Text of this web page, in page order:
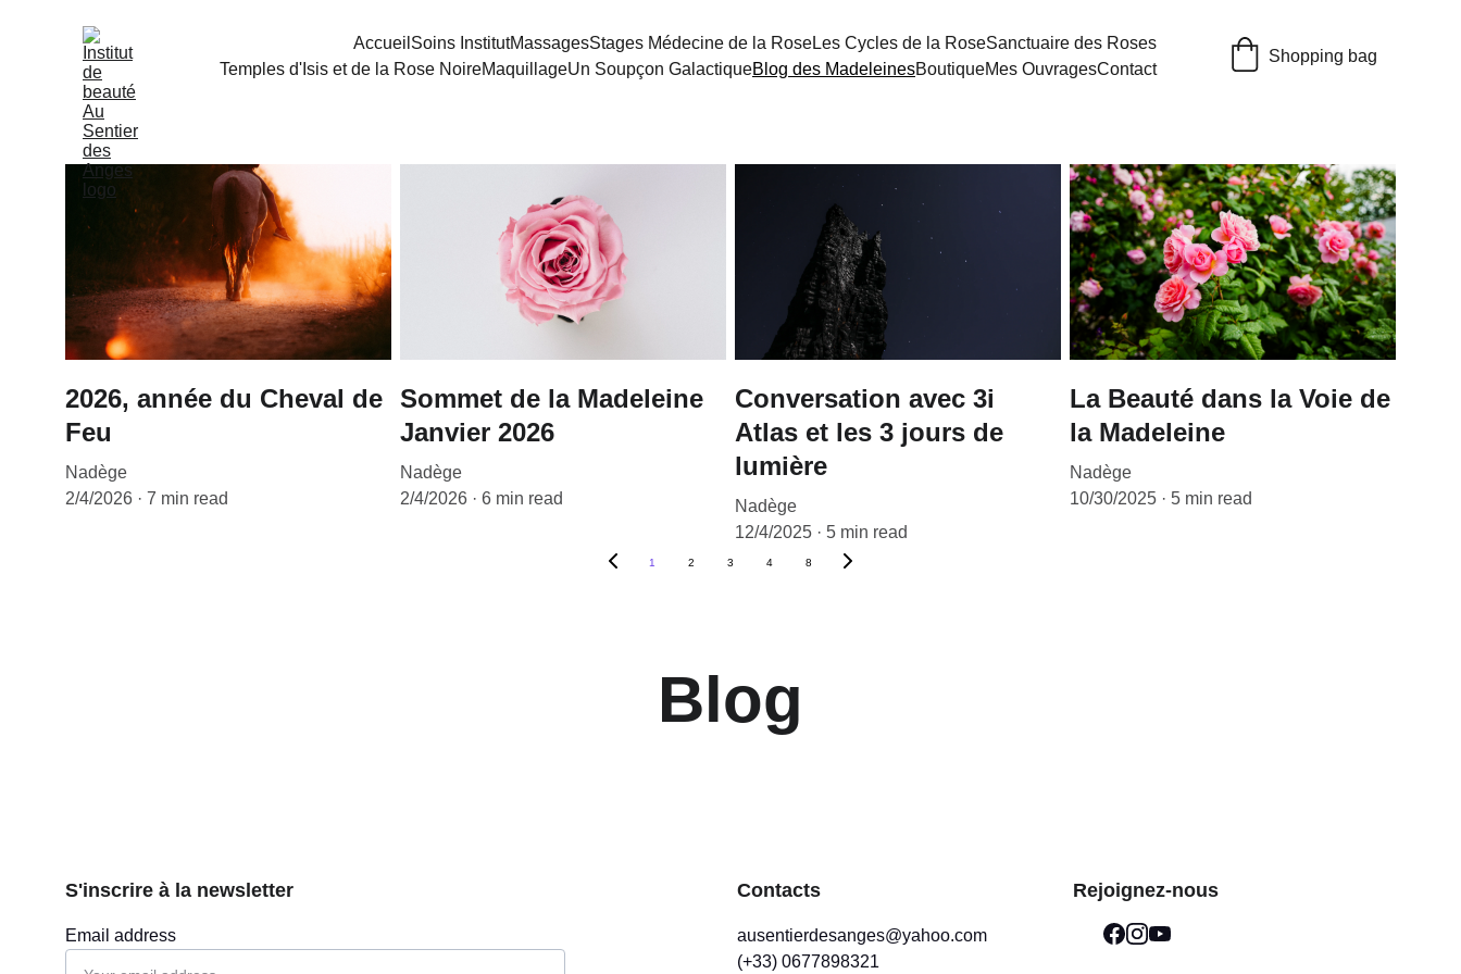
Accueil Soins InstitutMassagesStages Médecine de la RoseLes Cycles de la RoseSanctuaire des Roses
Temples d'Isis et de la Rose NoireMaquillageUn Soupçon GalactiqueBlog des MadeleinesBoutiqueMes OuvragesContact
Shopping bag
2026, année du Cheval de
Feu
Nadège
2/4/2026
7 min read
Sommet de la Madeleine
Janvier 2026
Nadège
2/4/2026
6 min read
Conversation avec 3i
Atlas et les 3 jours de
lumière
Nadège
12/4/2025
5 min read
La Beauté dans la Voie de
la Madeleine
Nadège
10/30/2025
5 min read
1 2 3 4 8
Blog
Contacts
Email address
ausentierdesanges@yahoo.com
(+33) 0677898321
Rejoignez-nous
S'inscrire à la newsletter